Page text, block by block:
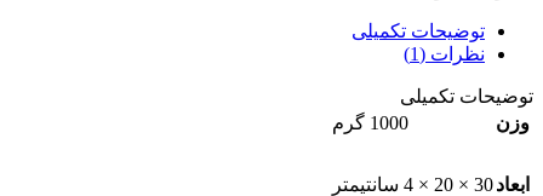
توضیحات تکمیلی
نظرات (1)
توضیحات تکمیلی
وزن
1000 گرم
ابعاد30 × 20 × 4 سانتیمتر